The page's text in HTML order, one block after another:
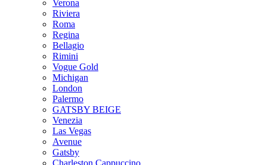
Verona
Riviera
Roma
Regina
Bellagio
Rimini
Vogue Gold
Michigan
London
Palermo
GATSBY BEIGE
Venezia
Las Vegas
Avenue
Gatsby
Charleston Cappuccino